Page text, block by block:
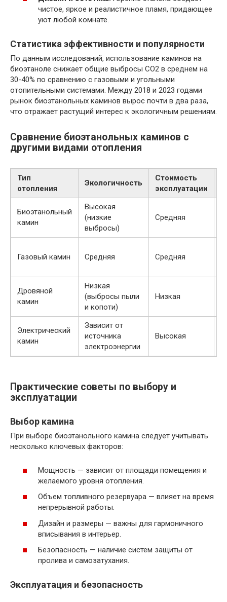
чистое, яркое и реалистичное пламя, придающее
уют любой комнате.
Статистика эффективности и популярности
По данным исследований, использование каминов на
биоэтаноле снижает общие выбросы СО2 в среднем на
30-40% по сравнению с газовыми и угольными
отопительными системами. Между 2018 и 2023 годами
рынок биоэтанольных каминов вырос почти в два раза,
что отражает растущий интерес к экологичным решениям.
Сравнение биоэтанольных каминов с
другими видами отопления
Тип
отопления
Экологичность
Стоимость
эксплуатации
Биоэтанольный
камин
Высокая
(низкие
выбросы)
Средняя
Газовый камин Средняя Средняя
Дровяной
камин
Низкая
(выбросы пыли
и копоти)
Низкая
Электрический
камин
Зависит от
источника
электроэнергии
Высокая
Практические советы по выбору и
эксплуатации
Выбор камина
При выборе биоэтанольного камина следует учитывать
несколько ключевых факторов:
Мощность — зависит от площади помещения и
желаемого уровня отопления.
Объем топливного резервуара — влияет на время
непрерывной работы.
Дизайн и размеры — важны для гармоничного
вписывания в интерьер.
Безопасность — наличие систем защиты от
пролива и самозатухания.
Эксплуатация и безопасность